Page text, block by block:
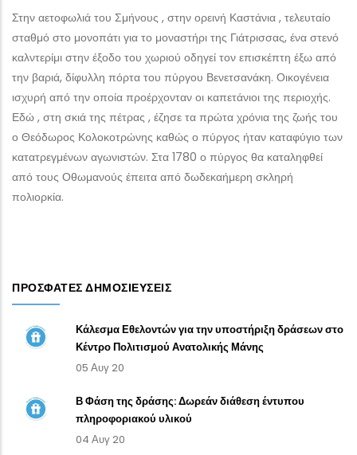
Στην αετοφωλιά του Σμήνους , στην ορεινή Καστάνια , τελευταίο
σταθμό στο μονοπάτι για το μοναστήρι της Γιάτρισσας, ένα στενό
καλντερίμι στην έξοδο του χωριού οδηγεί τον επισκέπτη έξω από
την βαριά, δίφυλλη πόρτα του πύργου Βενετσανάκη. Οικογένεια
ισχυρή από την οποία προέρχονταν οι καπετάνιοι της περιοχής.
Εδώ , στη σκιά της πέτρας , έζησε τα πρώτα χρόνια της ζωής του
ο Θεόδωρος Κολοκοτρώνης καθώς ο πύργος ήταν καταφύγιο των
κατατρεγμένων αγωνιστών. Στα 1780 ο πύργος θα καταληφθεί
από τους Οθωμανούς έπειτα από δωδεκαήμερη σκληρή
πολιορκία.
ΠΡΌΣΦΑΤΕΣ ΔΗΜΟΣΙΕΎΣΕΙΣ
Κάλεσμα Εθελοντών για την υποστήριξη δράσεων στο
Κέντρο Πολιτισμού Ανατολικής Μάνης
05 Αυγ 20
Β Φάση της δράσης: Δωρεάν διάθεση έντυπου
πληροφοριακού υλικού
04 Αυγ 20